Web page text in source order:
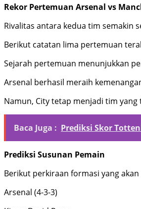
Rekor Pertemuan Arsenal vs
Rivalitas antara kedua tim semakin
Berikut catatan lima pertemuan
Sejarah pertemuan menunjukkan
Arsenal berhasil meraih
Namun, City tetap menjadi tim
Baca Juga : Prediksi Skor
Prediksi Susunan Pemain
Berikut perkiraan formasi yang
Arsenal (4-3-3)